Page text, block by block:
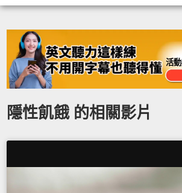
活
隱性飢餓 的相關影片